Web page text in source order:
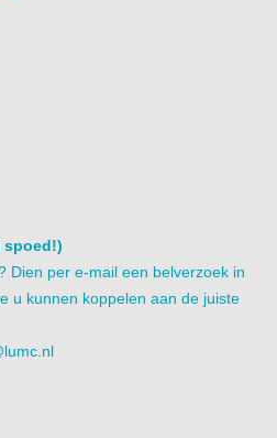
spoed!)
Dien per e-mail een belverzoek in
u kunnen koppelen aan de juiste